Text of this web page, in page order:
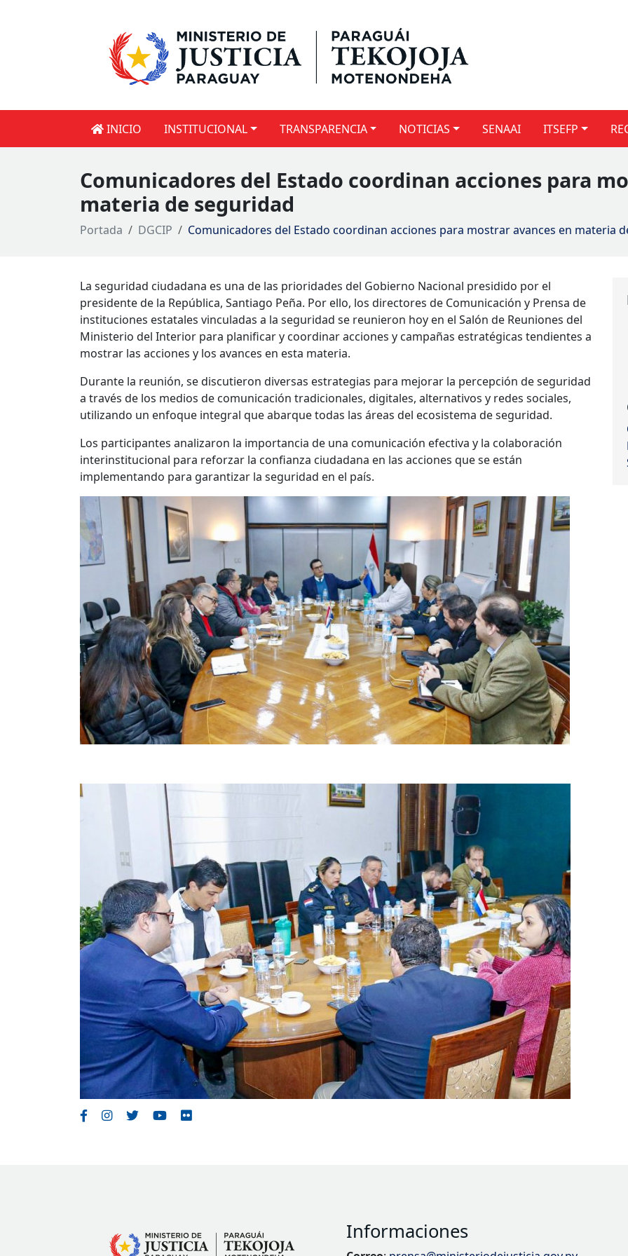
INICIO INSTITUCIONAL TRANSPARENCIA NOTICIAS SENAAI ITSEFP
Comunicadores del Estado coordinan acciones para
materia de seguridad
Portada DGCIP Comunicadores del Estado coordinan acciones para mostrar avances en materia
La seguridad ciudadana es una de las prioridades del Gobierno Nacional presidido por el
presidente de la República, Santiago Peña. Por ello, los directores de Comunicación y Prensa de
instituciones estatales vinculadas a la seguridad se reunieron hoy en el Salón de Reuniones del
Ministerio del Interior para planificar y coordinar acciones y campañas estratégicas tendientes a
mostrar las acciones y los avances en esta materia.
Durante la reunión, se discutieron diversas estrategias para mejorar la percepción de seguridad
a través de los medios de comunicación tradicionales, digitales, alternativos y redes sociales,
utilizando un enfoque integral que abarque todas las áreas del ecosistema de seguridad.
Los participantes analizaron la importancia de una comunicación efectiva y la colaboración
interinstitucional para reforzar la confianza ciudadana en las acciones que se están
implementando para garantizar la seguridad en el país.
Informaciones